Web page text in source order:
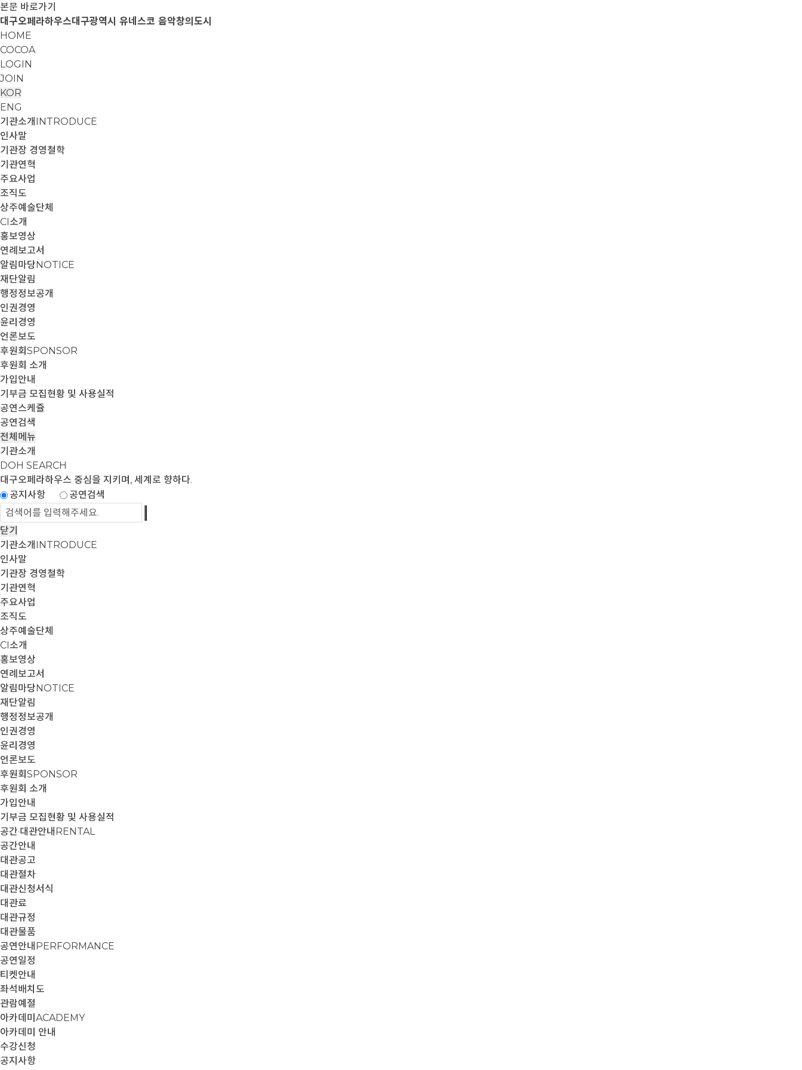
본문 바로가기
대구오페라하우스대구광역시 유네스코 음악창의도시
HOME
COCOA
LOGIN
JOIN
KOR
ENG
기관소개 INTRODUCE
인사말
기관장 경영철학
기관연혁
주요사업
조직도
상주예술단체
CI소개
홍보영상
연례보고서
알림마당NOTICE
재단알림
행정정보공개
인권경영
윤리경영
언론보도
후원회 SPONSOR
후원회 소개
가입안내
기부금 모집현황 및 사용실적
공연스케쥴
공연검색
전체메뉴
기관소개
DOH SEARCH
대구오페라하우스 중심을 지키며, 세계로 향하다.
공지사항
공연검색
닫기
기관소개 INTRODUCE
인사말
기관장 경영철학
기관연혁
주요사업
조직도
상주예술단체
CI소개
홍보영상
연례보고서
알림마당NOTICE
재단알림
행정정보공개
인권경영
윤리경영
언론보도
후원회 SPONSOR
후원회 소개
가입안내
기부금 모집현황 및 사용실적
공간·대관안내 RENTAL
공간안내
대관공고
대관절차
대관신청서식
대관료
대관규정
대관물품
공연안내 PERFORMANCE
공연일정
티켓안내
좌석배치도
관람예절
아카데미 ACADEMY
아카데미 안내
수강신청
공지사항